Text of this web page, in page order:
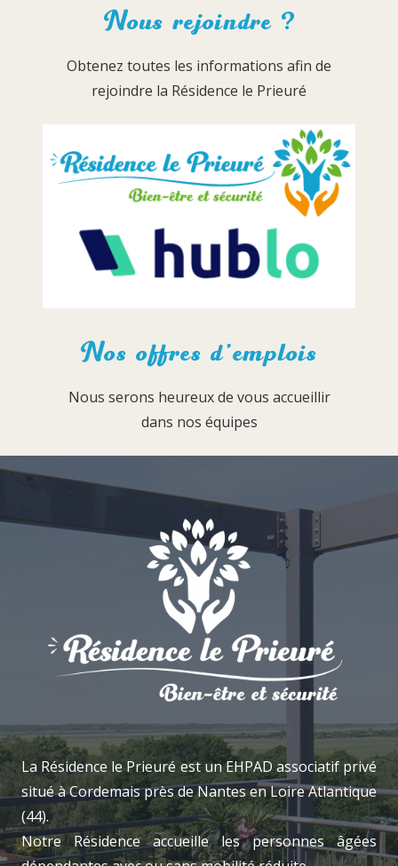
Nous rejoindre ?
Obtenez toutes les informations afin de
rejoindre la Résidence le Prieuré
Nos offres d’emplois
Nous serons heureux de vous accueillir
dans nos équipes
La Résidence le Prieuré est un EHPAD associatif privé
situé à Cordemais près de Nantes en Loire Atlantique
(44).
Notre Résidence accueille les personnes âgées